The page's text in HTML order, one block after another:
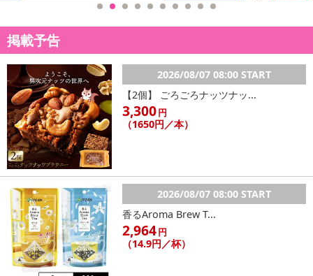
掲載予告
2026/08/07 08:00 START
【2個】 ごろごろナッツナッ...
3,300円
（1650円／本）
2026/08/07 08:00 START
香るAroma Brew T...
2,964円
（14.9円／杯）